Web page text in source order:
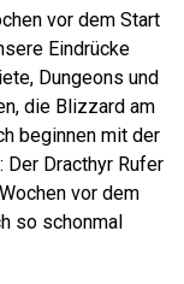
vor dem Start
Eindrücke
Dungeons und
die Blizzard am
beginnen mit der
Der Dracthyr Rufer
vor dem
so schonmal